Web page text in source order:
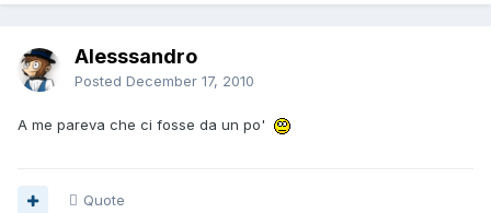
Alesssandro
Posted December 17, 2010
A me pareva che ci fosse da un po'
Quote